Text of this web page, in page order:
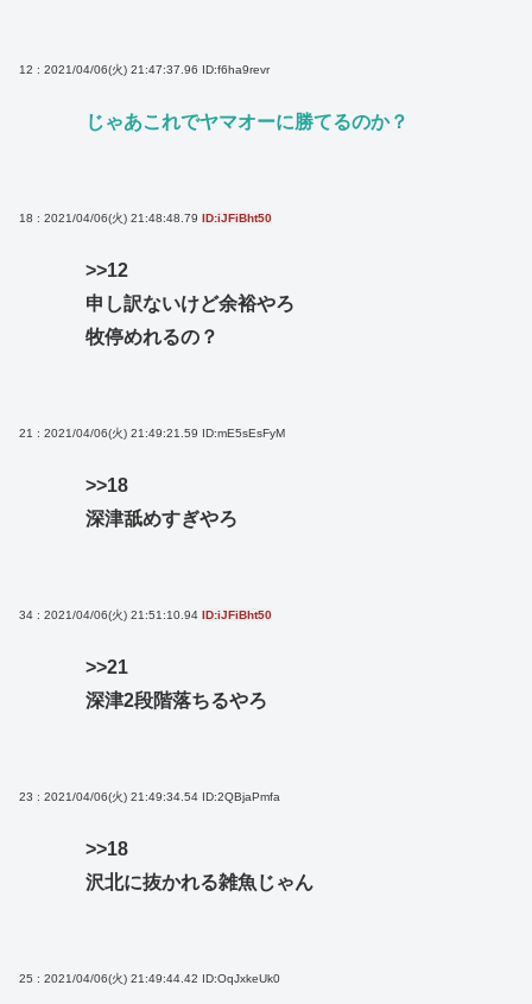
12 : 2021/04/06(火) 21:47:37.96 ID:f6ha9revr
じゃあこれでヤマオーに勝てるのか？
18 : 2021/04/06(火) 21:48:48.79 ID:iJFiBht50
>>12
申し訳ないけど余裕やろ
牧停めれるの？
21 : 2021/04/06(火) 21:49:21.59 ID:mE5sEsFyM
>>18
深津舐めすぎやろ
34 : 2021/04/06(火) 21:51:10.94 ID:iJFiBht50
>>21
深津2段階落ちるやろ
23 : 2021/04/06(火) 21:49:34.54 ID:2QBjaPmfa
>>18
沢北に抜かれる雑魚じゃん
25 : 2021/04/06(火) 21:49:44.42 ID:OqJxkeUk0